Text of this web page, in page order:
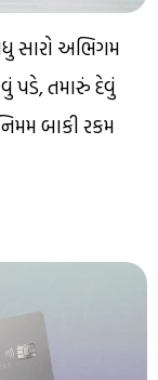
સારો અભિગમ
પડે, તમારું દેવું
બાકી રકમ